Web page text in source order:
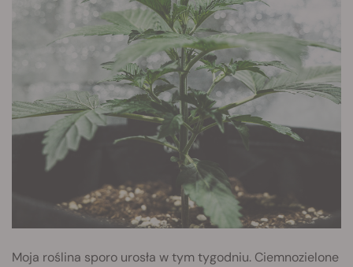
Moja roślina sporo urosła w tym tygodniu. Ciemnozielone